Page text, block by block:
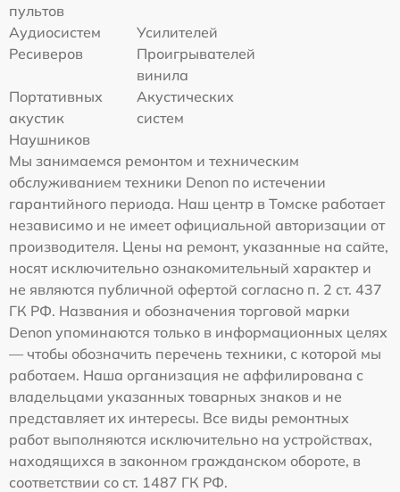
пультов
Аудиосистем
Усилителей
Ресиверов
Проигрывателей
винила
Портативных
акустик
Акустических
систем
Наушников
Мы занимаемся ремонтом и техническим
обслуживанием техники Denon по истечении
гарантийного периода. Наш центр в Томске работает
независимо и не имеет официальной авторизации от
производителя. Цены на ремонт, указанные на сайте,
носят исключительно ознакомительный характер и
не являются публичной офертой согласно п. 2 ст. 437
ГК РФ. Названия и обозначения торговой марки
Denon упоминаются только в информационных целях
— чтобы обозначить перечень техники, с которой мы
работаем. Наша организация не аффилирована с
владельцами указанных товарных знаков и не
представляет их интересы. Все виды ремонтных
работ выполняются исключительно на устройствах,
находящихся в законном гражданском обороте, в
соответствии со ст. 1487 ГК РФ.